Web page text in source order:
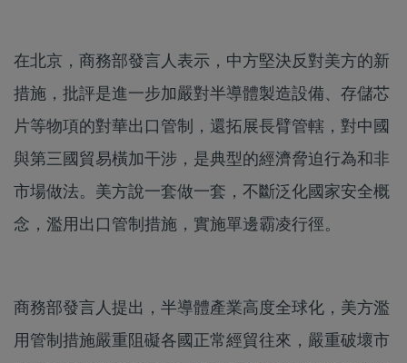
在北京，商務部發言人表示，中方堅決反對美方的新
措施，批評是進一步加嚴對半導體製造設備、存儲芯
片等物項的對華出口管制，還拓展長臂管轄，對中國
與第三國貿易橫加干涉，是典型的經濟脅迫行為和非
市場做法。美方說一套做一套，不斷泛化國家安全概
念，濫用出口管制措施，實施單邊霸凌行徑。
商務部發言人提出，半導體產業高度全球化，美方濫
用管制措施嚴重阻礙各國正常經貿往來，嚴重破壞市